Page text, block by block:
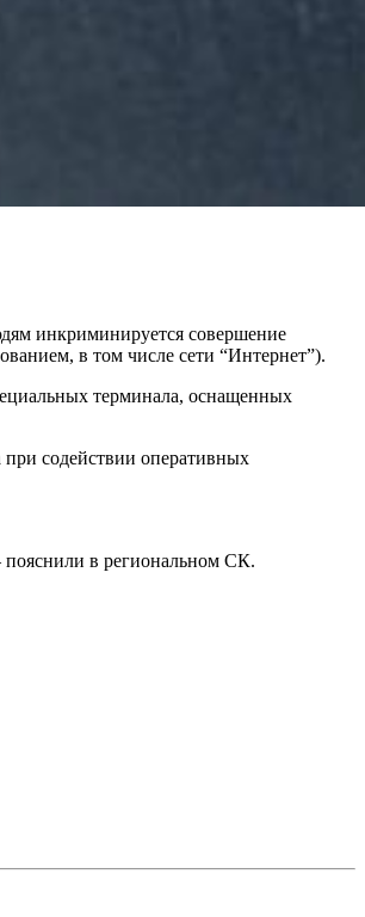
инкриминируется совершение
в том числе сети “Интернет”).
терминала, оснащенных
содействии оперативных
пояснили в региональном СК.